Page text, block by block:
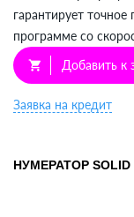
гарантирует
программе со
shopping_cart Добавить к
Заявка на кредит
НУМЕРАТОР SOLID